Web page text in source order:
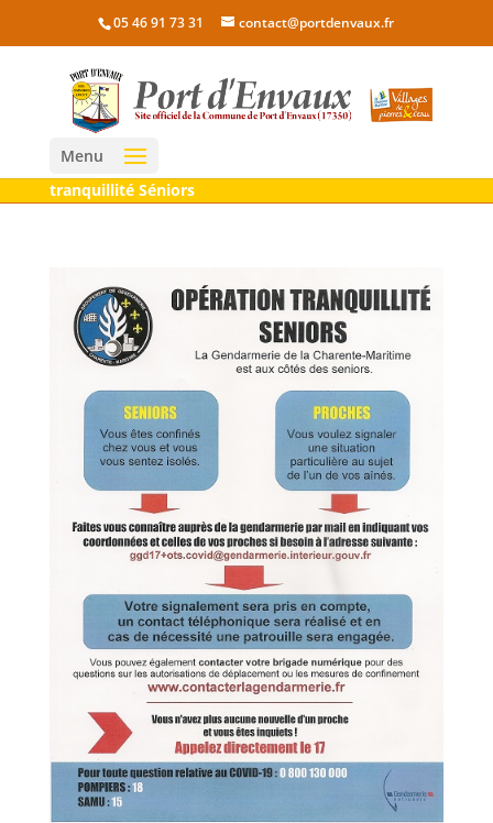
05 46 91 73 31 contact@portdenvaux.fr
Menu
tranquillité Séniors